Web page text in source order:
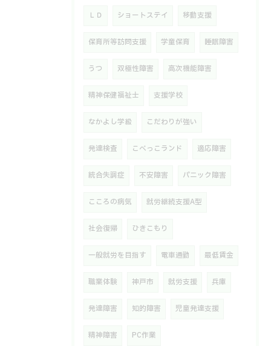
ＬＤ ショートステイ 移動支援
保育所等訪問支援 学童保育 睡眠障害
うつ 双極性障害 高次機能障害
精神保健福祉士 支援学校
なかよし学級 こだわりが強い
発達検査 こべっこランド 適応障害
統合失調症 不安障害 パニック障害
こころの病気 就労継続支援A型
社会復帰 ひきこもり
一般就労を目指す 電車通勤 最低賃金
職業体験 神戸市 就労支援 兵庫
発達障害 知的障害 児童発達支援
精神障害 PC作業